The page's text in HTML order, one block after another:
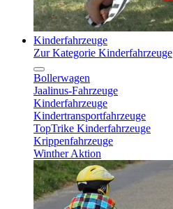
Kinderfahrzeuge
Zur Kategorie Kinderfahrzeuge
Bollerwagen
Jaalinus-Fahrzeuge
Kinderfahrzeuge
Kindertransportfahrzeuge
TopTrike Kinderfahrzeuge
Krippenfahrzeuge
Winther Aktion